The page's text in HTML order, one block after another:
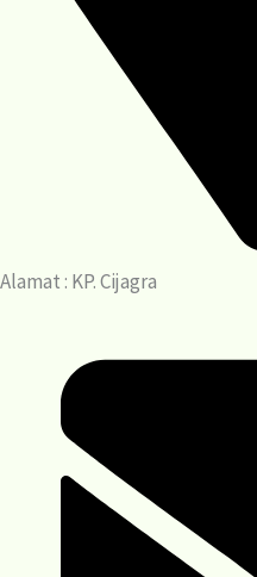
Alamat : KP. Cijagra